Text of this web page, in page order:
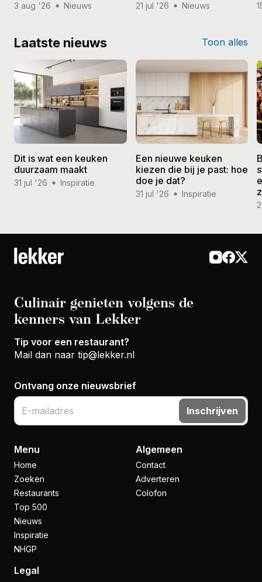
3 aug '26 Nieuws 21 jul '26 Nieuws
Laatste nieuws Toon alles
Dit is wat een keuken
duurzaam maakt
31 jul '26 Inspiratie
Een nieuwe keuken
kiezen die bij je past: hoe
doe je dat?
31 jul '26 Inspiratie
Culinair genieten volgens de
kenners van Lekker
Tip voor een restaurant?
Mail dan naar tip@lekker.nl
Ontvang onze nieuwsbrief
Inschrijven
Menu
Home
Zoeken
Restaurants
Top 500
Nieuws
Inspiratie
NHGP
Algemeen
Contact
Adverteren
Colofon
Legal